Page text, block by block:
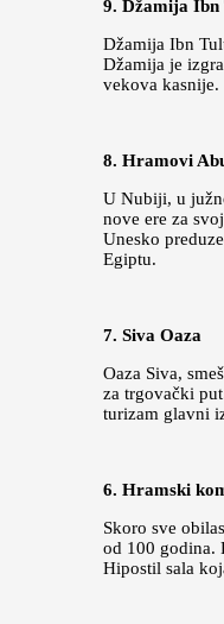
9. Džamija Ibn
Džamija Ibn
Džamija je
vekova kasnije.
8. Hramovi
U Nubiji, u
nove ere za
Unesko
Egiptu.
7. Siva Oaza
Oaza Siva,
za trgovački
turizam glavni
6. Hramski
Skoro sve
od 100 godina.
Hipostil sala